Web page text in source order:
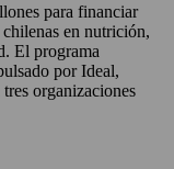
para financiar
en nutrición,
El programa
por Ideal,
organizaciones